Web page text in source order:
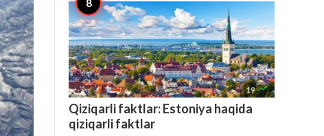
19 
Qiziqarli faktlar: Estoniya haqida
qiziqarli faktlar